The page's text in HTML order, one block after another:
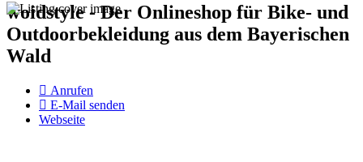
woidstyle - Der Onlineshop für Bike- und
Outdoorbekleidung aus dem Bayerischen
Wald
Anrufen
E-Mail senden
Webseite